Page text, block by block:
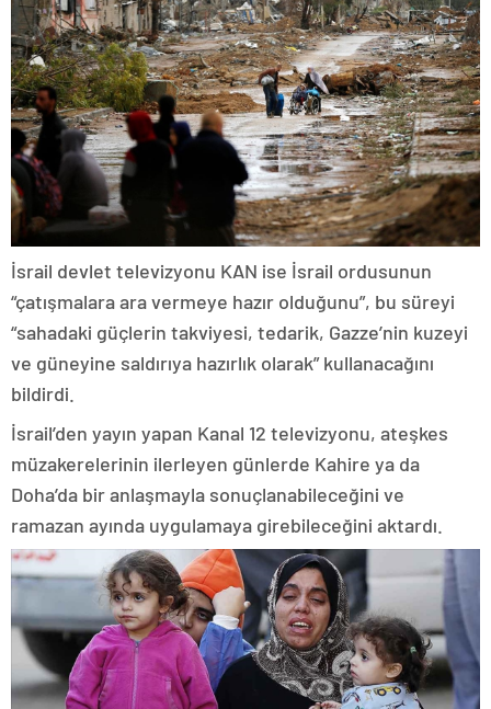
İsrail devlet televizyonu KAN ise İsrail ordusunun
“çatışmalara ara vermeye hazır olduğunu”, bu süreyi
“sahadaki güçlerin takviyesi, tedarik, Gazze’nin kuzeyi
ve güneyine saldırıya hazırlık olarak” kullanacağını
bildirdi.
İsrail’den yayın yapan Kanal 12 televizyonu, ateşkes
müzakerelerinin ilerleyen günlerde Kahire ya da
Doha’da bir anlaşmayla sonuçlanabileceğini ve
ramazan ayında uygulamaya girebileceğini aktardı.